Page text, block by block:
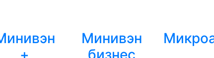
+
Минивэн
бизнес